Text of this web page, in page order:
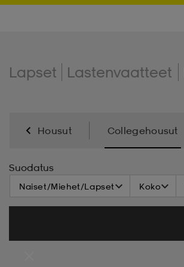
Lapset Lastenvaatteet
Housut Collegehousut
Suodatus
Naiset/Miehet/Lapset Koko